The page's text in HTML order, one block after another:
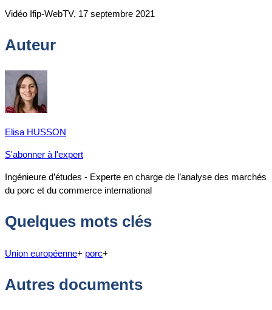
Vidéo Ifip-WebTV, 17 septembre 2021
Auteur
Elisa HUSSON
S'abonner à l'expert
Ingénieure d’études - Experte en charge de l’analyse des marchés
du porc et du commerce international
Quelques mots clés
Union européenne+ porc+
Autres documents